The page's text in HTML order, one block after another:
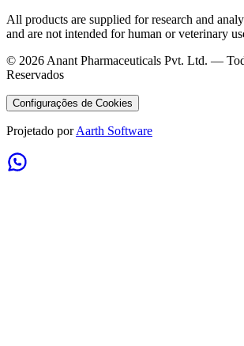
All products are supplied for research and
and are not intended for human or veterinary
© 2026 Anant Pharmaceuticals Pvt. Ltd. —
Reservados
Configurações de Cookies
Projetado por Aarth Software